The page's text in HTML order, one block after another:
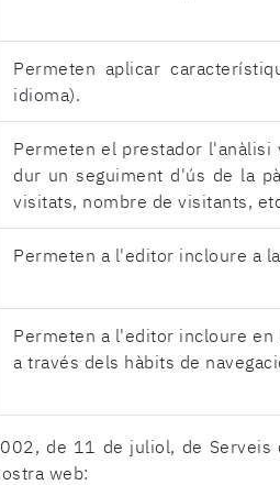
Permeten aplicar
idioma).
Permeten el prestador l'anàlisi
dur un seguiment d'ús de la
visitats, nombre de visitants,
Permeten a l'editor incloure a
Permeten a l'editor incloure en
a través dels hàbits de
de 11 de juliol, de Serveis
web: